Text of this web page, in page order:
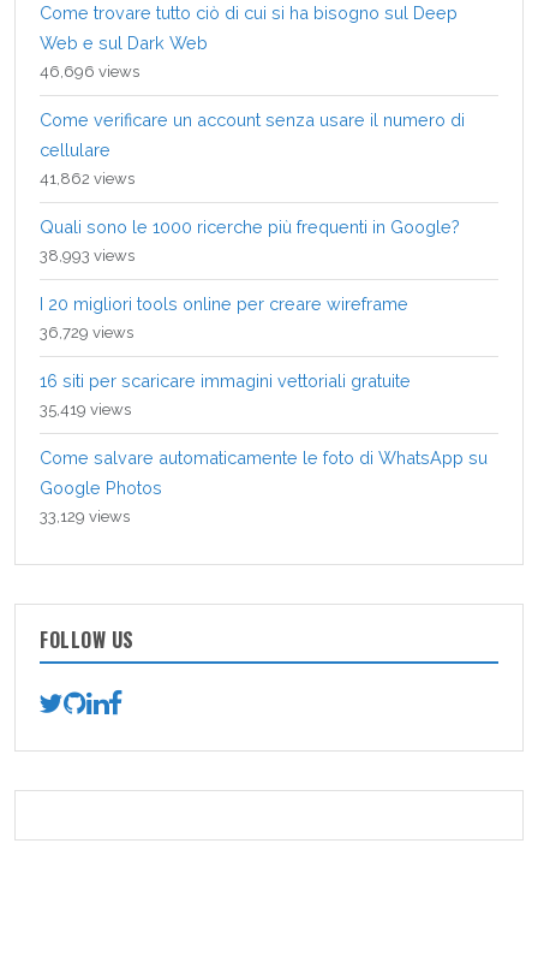
Come trovare tutto ciò di cui si ha bisogno sul Deep
Web e sul Dark Web
46,696 views
Come verificare un account senza usare il numero di
cellulare
41,862 views
Quali sono le 1000 ricerche più frequenti in Google?
38,993 views
I 20 migliori tools online per creare wireframe
36,729 views
16 siti per scaricare immagini vettoriali gratuite
35,419 views
Come salvare automaticamente le foto di WhatsApp su
Google Photos
33,129 views
FOLLOW US